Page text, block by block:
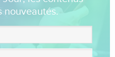
nouveautés.